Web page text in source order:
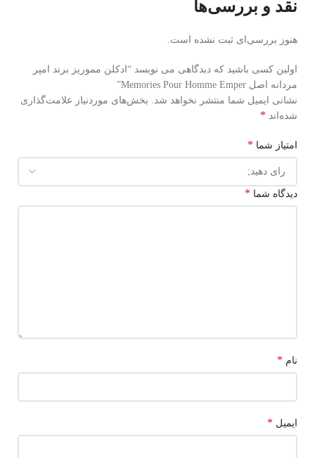
نقد و بررسی‌ها
هنوز بررسی‌ای ثبت نشده است.
اولین کسی باشید که دیدگاهی می نویسد “ادکلن مموریز برند امپر
مردانه اصل Memories Pour Homme Emper”
نشانی ایمیل شما منتشر نخواهد شد. بخش‌های موردنیاز علامت‌گذاری
شده‌اند *
امتیاز شما *
دیدگاه شما *
نام *
ایمیل *